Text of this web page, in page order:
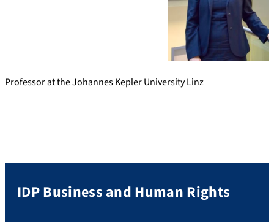
Professor at the Johannes Kepler University Linz
IDP Business and Human Rights